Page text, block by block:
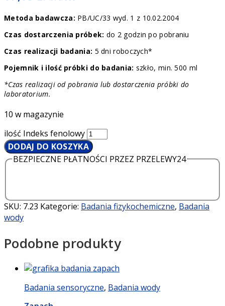
Metoda badawcza: PB/UC/33 wyd. 1 z 10.02.2004
Czas dostarczenia próbek: do 2 godzin po pobraniu
Czas realizacji badania: 5 dni roboczych*
Pojemnik i ilość próbki do badania: szkło, min. 500 ml
*Czas realizacji od pobrania lub dostarczenia próbki do
laboratorium.
10 w magazynie
ilość Indeks fenolowy
DODAJ DO KOSZYKA
BEZPIECZNE PŁATNOŚCI PRZEZ PRZELEWY24
SKU: 7.23 Kategorie: Badania fizykochemiczne, Badania
wody
Podobne produkty
Badania sensoryczne, Badania wody